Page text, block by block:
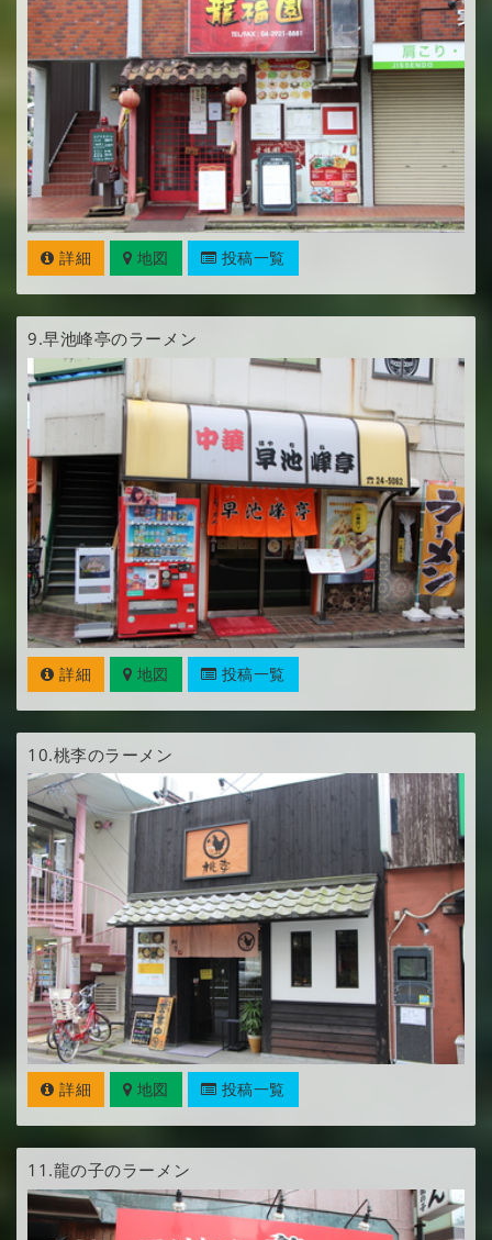
詳細 地図 投稿一覧
9.早池峰亭のラーメン
詳細 地図 投稿一覧
10.桃李のラーメン
詳細 地図 投稿一覧
11.龍の子のラーメン